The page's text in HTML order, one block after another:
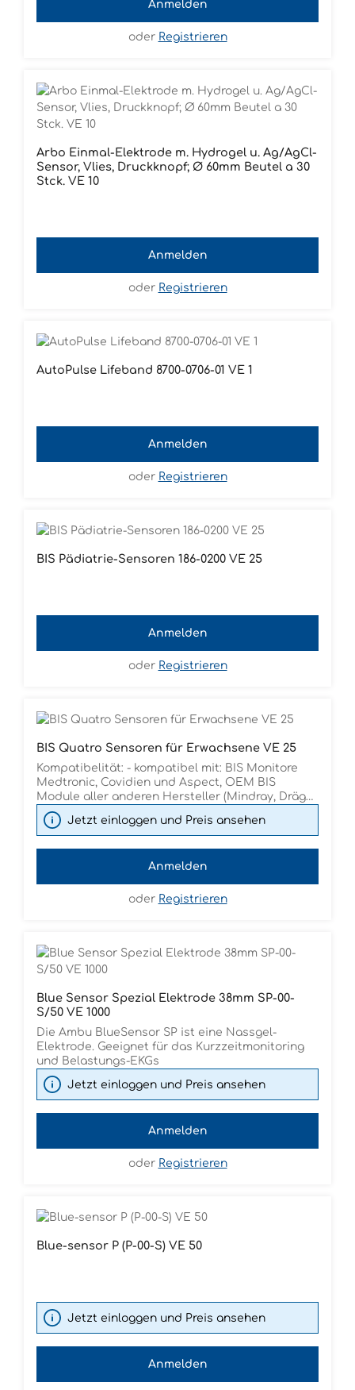
Anmelden
oder Registrieren
Arbo Einmal-Elektrode m. Hydrogel u. Ag/AgCl-
Sensor, Vlies, Druckknopf; Ø 60mm Beutel a 30
Stck. VE 10
Anmelden
oder Registrieren
AutoPulse Lifeband 8700-0706-01 VE 1
Anmelden
oder Registrieren
BIS Pädiatrie-Sensoren 186-0200 VE 25
Anmelden
oder Registrieren
BIS Quatro Sensoren für Erwachsene VE 25
Kompatibelität: - kompatibel mit: BIS Monitore
Medtronic, Covidien und Aspect, OEM BIS
Module aller anderen Hersteller (Mindray, Dräger,
Philips)
Jetzt einloggen und Preis ansehen
Anmelden
oder Registrieren
Blue Sensor Spezial Elektrode 38mm SP-00-
S/50 VE 1000
Die Ambu BlueSensor SP ist eine Nassgel-
Elektrode. Geeignet für das Kurzzeitmonitoring
und Belastungs-EKGs
Jetzt einloggen und Preis ansehen
Anmelden
oder Registrieren
Blue-sensor P (P-00-S) VE 50
Jetzt einloggen und Preis ansehen
Anmelden